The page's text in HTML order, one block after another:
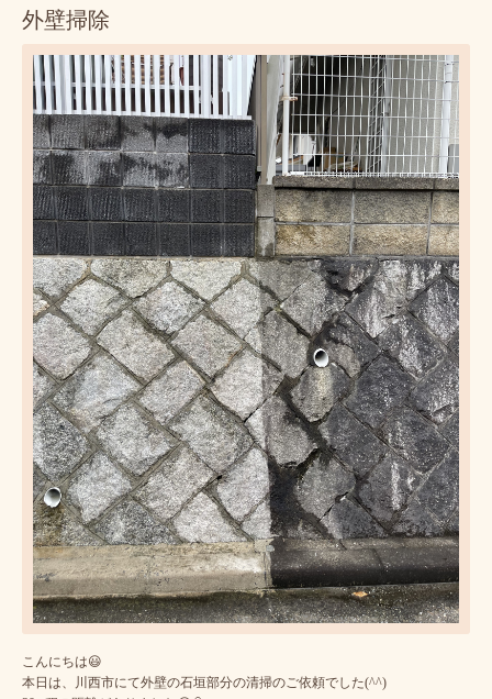
外壁掃除
こんにちは😃
本日は、川西市にて外壁の石垣部分の清掃のご依頼でした(^^)